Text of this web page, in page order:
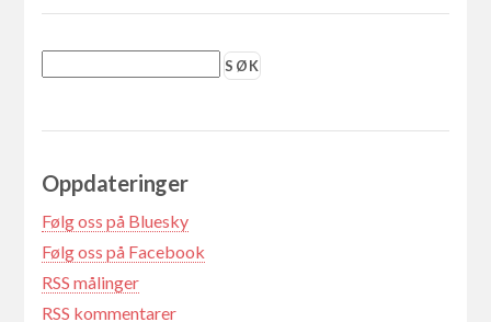
Oppdateringer
Følg oss på Bluesky
Følg oss på Facebook
RSS målinger
RSS kommentarer